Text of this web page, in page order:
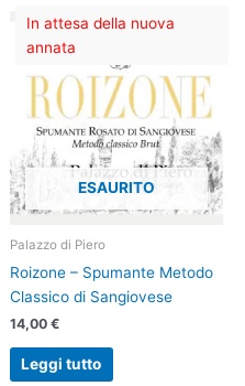
In attesa della nuova
annata
ESAURITO
Palazzo di Piero
Roizone – Spumante Metodo
Classico di Sangiovese
14,00 €
Leggi tutto